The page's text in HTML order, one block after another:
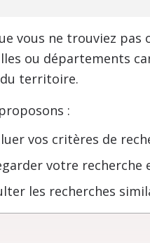
vous ne trouviez
ou départements
territoire.
:
vos critères de
votre
les recherches